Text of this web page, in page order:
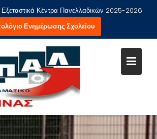
Εξεταστικά Κέντρα Πανελλαδικών 2025-2026
Ενημέρωσης Σχολείου